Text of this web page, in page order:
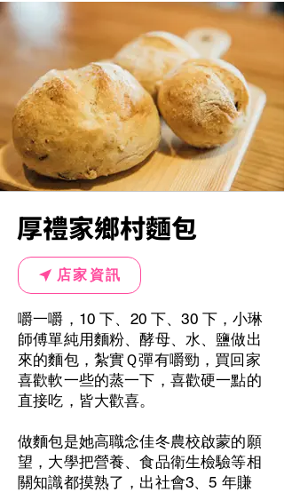
厚禮家鄉村麵包
店家資訊
嚼一嚼，10 下、20 下、30 下，小琳
師傅單純用麵粉、酵母、水、鹽做出
來的麵包，紮實Ｑ彈有嚼勁，買回家
喜歡軟一些的蒸一下，喜歡硬一點的
直接吃，皆大歡喜。
做麵包是她高職念佳冬農校啟蒙的願
望，大學把營養、食品衛生檢驗等相
關知識都摸熟了，出社會3、5 年賺